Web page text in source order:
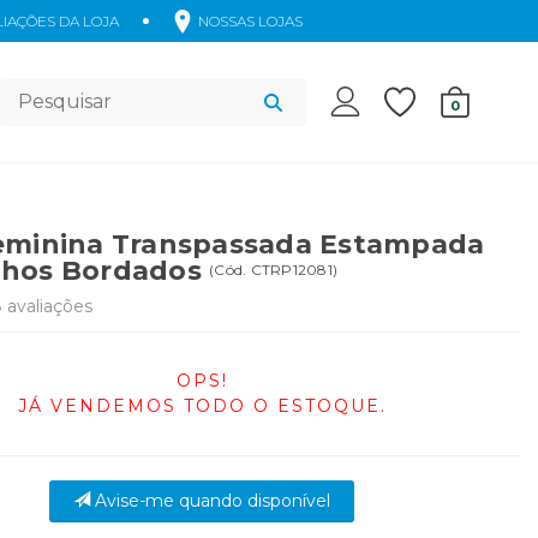
DA LOJA NOSSAS LOJAS
Acessórios 0
Transpassada Estampada
Bordados (Cód. CTRP12081)
avaliações
OPS!
JÁ VENDEMOS TODO O ESTOQUE.
Avise-me quando disponível